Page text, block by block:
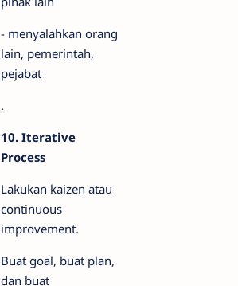
- menyalahkan orang
lain, pemerintah,
pejabat
.
10. Iterative
Process
Lakukan kaizen atau
continuous
improvement.
Buat goal, buat plan,
dan buat